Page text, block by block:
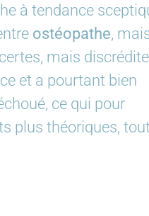
à tendance
ostéopathe,
mais discrédite
et a pourtant bien
ce qui pour
plus théoriques,